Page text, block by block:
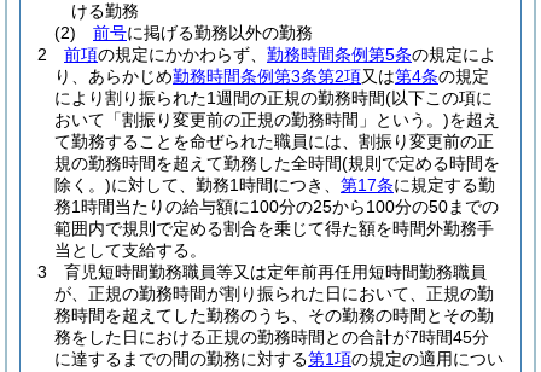
ける勤務
(2)
前号に掲げる勤務以外の勤務
2
前項の規定にかかわらず、 勤務時間条例第5条の規定によ
り、あらかじめ勤務時間条例第3条第2項又は第4条の規定
により割り振られた1週間の正規の勤務時間(以下この項に
おいて「割振り変更前の正規の勤務時間」という。)を超え
て勤務することを命ぜられた職員には、割振り変更前の正
規の勤務時間を超えて勤務した全時間(規則で定める時間を
除く。)に対して、勤務1時間につき、 第17条に規定する勤
務1時間当たりの給与額に100分の25から100分の50までの
範囲内で規則で定める割合を乗じて得た額を時間外勤務手
当として支給する。
3
育児短時間勤務職員等又は定年前再任用短時間勤務職員
が、正規の勤務時間が割り振られた日において、正規の勤
務時間を超えてした勤務のうち、その勤務の時間とその勤
務をした日における正規の勤務時間との合計が7時間45分
に達するまでの間の勤務に対する第1項の規定の適用につい